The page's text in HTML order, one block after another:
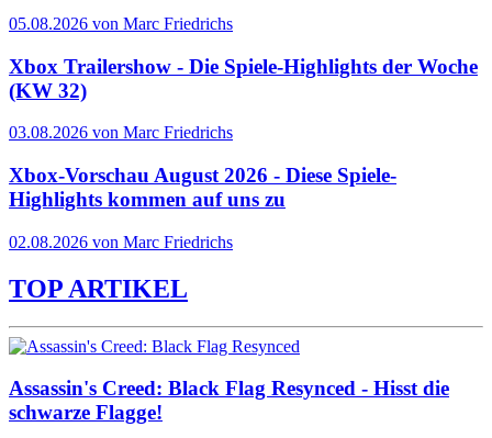
05.08.2026 von Marc Friedrichs
Xbox Trailershow - Die Spiele-Highlights der Woche
(KW 32)
03.08.2026 von Marc Friedrichs
Xbox-Vorschau August 2026 - Diese Spiele-
Highlights kommen auf uns zu
02.08.2026 von Marc Friedrichs
TOP ARTIKEL
Assassin's Creed: Black Flag Resynced - Hisst die
schwarze Flagge!